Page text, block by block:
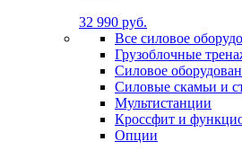
32 990 руб.
Все силовое
Грузоблочные
Силовое
Силовые скамьи и
Мультистанции
Кроссфит и
Опции